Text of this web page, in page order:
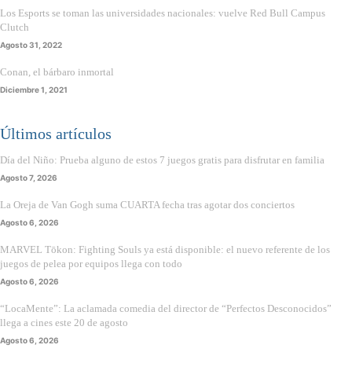
Los Esports se toman las universidades nacionales: vuelve Red Bull Campus
Clutch
Agosto 31, 2022
Conan, el bárbaro inmortal
Diciembre 1, 2021
Últimos artículos
Día del Niño: Prueba alguno de estos 7 juegos gratis para disfrutar en familia
Agosto 7, 2026
La Oreja de Van Gogh suma CUARTA fecha tras agotar dos conciertos
Agosto 6, 2026
MARVEL Tōkon: Fighting Souls ya está disponible: el nuevo referente de los
juegos de pelea por equipos llega con todo
Agosto 6, 2026
“LocaMente”: La aclamada comedia del director de “Perfectos Desconocidos”
llega a cines este 20 de agosto
Agosto 6, 2026